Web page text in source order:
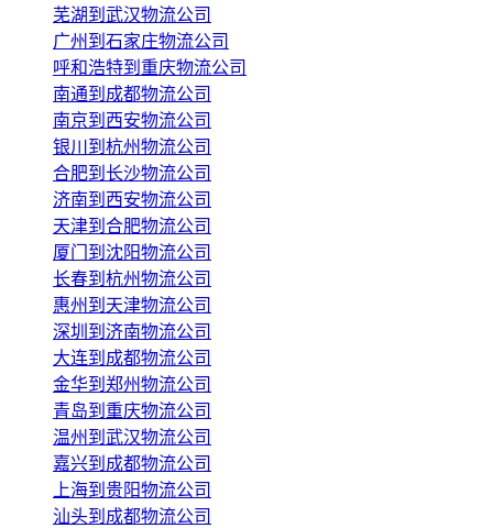
芜湖到武汉物流公司
广州到石家庄物流公司
呼和浩特到重庆物流公司
南通到成都物流公司
南京到西安物流公司
银川到杭州物流公司
合肥到长沙物流公司
济南到西安物流公司
天津到合肥物流公司
厦门到沈阳物流公司
长春到杭州物流公司
惠州到天津物流公司
深圳到济南物流公司
大连到成都物流公司
金华到郑州物流公司
青岛到重庆物流公司
温州到武汉物流公司
嘉兴到成都物流公司
上海到贵阳物流公司
汕头到成都物流公司